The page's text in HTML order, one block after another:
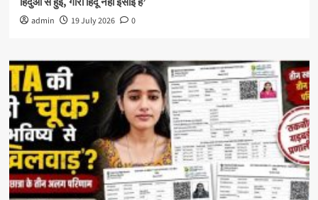
admin 19 July 2026 0